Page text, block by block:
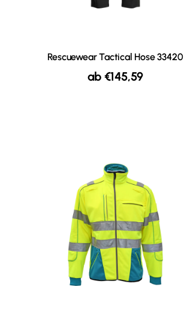
Rescuewear Tactical Hose 33420
ab €145,59